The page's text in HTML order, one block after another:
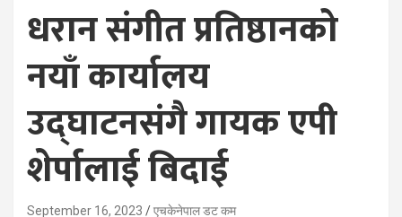
धरान संगीत प्रतिष्ठानको
नयाँ कार्यालय
उद्घाटनसंगै गायक एपी
शेर्पालाई बिदाई
September 16, 2023 एचकेनेपाल डट कम